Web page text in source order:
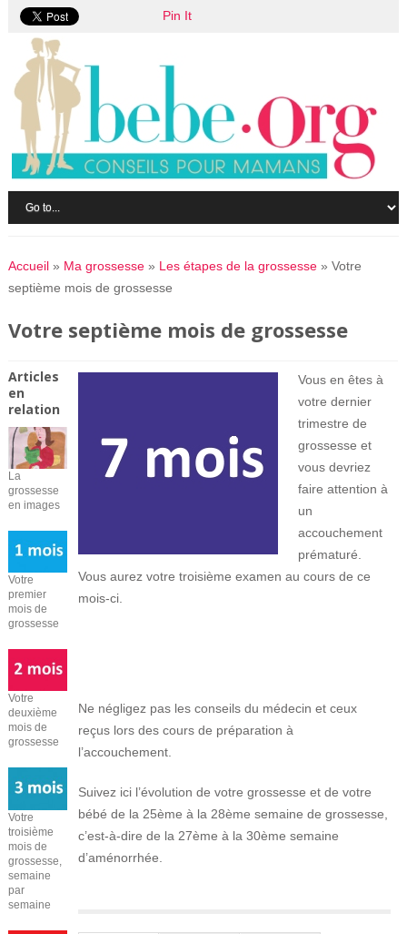
Accueil» Ma grossesse» Les étapes de la grossesse» Votre
septième mois de grossesse
Votre septième mois de grossesse
Vous en êtes à
votre dernier
trimestre de
grossesse et
vous devriez
faire attention à
un
accouchement
prématuré.
Vous aurez votre troisième examen au cours de ce
mois-ci.
Ne négligez pas les conseils du médecin et ceux
reçus lors des cours de préparation à
l’accouchement.
Suivez ici l’évolution de votre grossesse et de votre
bébé de la 25ème à la 28ème semaine de grossesse,
c’est-à-dire de la 27ème à la 30ème semaine
d’aménorrhée.
Articles
en
relation
La
grossesse
en images
Votre
premier
mois de
grossesse
Votre
deuxième
mois de
grossesse
Votre
troisième
mois de
grossesse,
semaine
par
semaine
Pin It